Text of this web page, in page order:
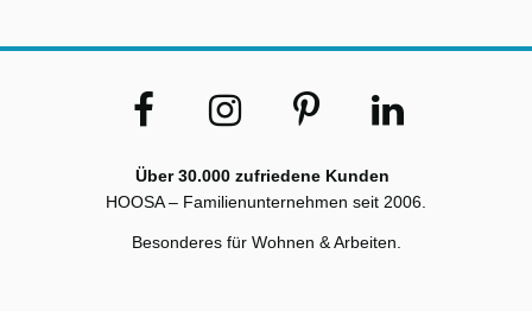
Über 30.000 zufriedene Kunden
HOOSA – Familienunternehmen seit 2006.
Besonderes für Wohnen & Arbeiten.